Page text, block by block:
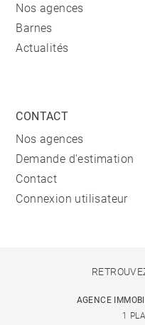
Nos agences
Barnes
Actualités
CONTACT
Nos agences
Demande d'estimation
Contact
Connexion utilisateur
AGENCE
1